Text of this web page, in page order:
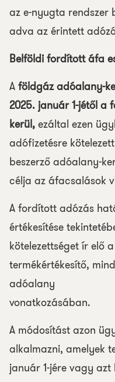
az e-nyugta rendszer
adva az érintett
Belföldi fordított áfa
Aföldgáz adóalany-
2025. január 1-jétől
kerül,ezáltal ezen
adófizetésre
beszerző adóalany-
célja az áfacsalások
A fordított adózás
értékesítése
kötelezettséget ír elő
termékértékesítő,
adóalany
vonatkozásában.
A módosítást azon
alkalmazni, amelyek
január 1-jére vagy